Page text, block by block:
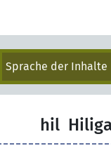
Sprache der Inhalte
hil